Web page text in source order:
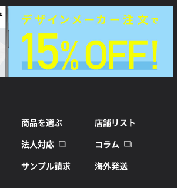
商品を選ぶ
法人対応
サンプル請求
店舗リスト
コラム
海外発送